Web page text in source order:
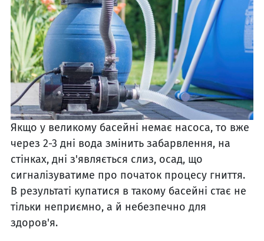
Якщо у великому басейні немає насоса, то вже
через 2-3 дні вода змінить забарвлення, на
стінках, дні з'являється слиз, осад, що
сигналізуватиме про початок процесу гниття.
В результаті купатися в такому басейні стає не
тільки неприємно, а й небезпечно для
здоров'я.